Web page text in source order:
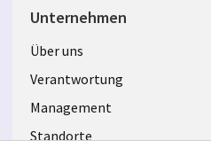
Unternehmen
Useful
links
GERMANY
Über uns
Verantwortung
Management
Standorte